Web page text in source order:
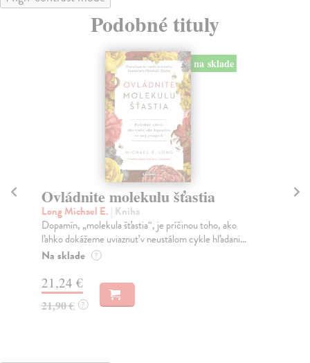
Podobné tituly
na sklade
Ovládnite molekulu šťastia
Long Michael E. | Kniha
Dopamín, „molekula šťastia“, je príčinou toho, ako
ľahko dokážeme uviaznuť v neustálom cykle hľadani...
Na sklade ?
21,24 €
21,90 € ?